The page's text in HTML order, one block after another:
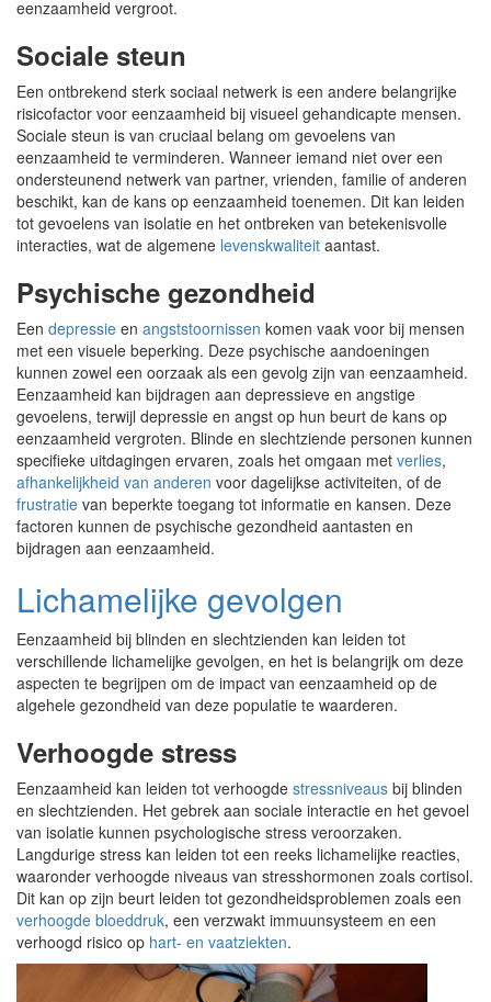
eenzaamheid vergroot.
Sociale steun
Een ontbrekend sterk sociaal netwerk is een andere belangrijke
risicofactor voor eenzaamheid bij visueel gehandicapte mensen.
Sociale steun is van cruciaal belang om gevoelens van
eenzaamheid te verminderen. Wanneer iemand niet over een
ondersteunend netwerk van partner, vrienden, familie of anderen
beschikt, kan de kans op eenzaamheid toenemen. Dit kan leiden
tot gevoelens van isolatie en het ontbreken van betekenisvolle
interacties, wat de algemene levenskwaliteit aantast.
Psychische gezondheid
Een depressie en angststoornissen komen vaak voor bij mensen
met een visuele beperking. Deze psychische aandoeningen
kunnen zowel een oorzaak als een gevolg zijn van eenzaamheid.
Eenzaamheid kan bijdragen aan depressieve en angstige
gevoelens, terwijl depressie en angst op hun beurt de kans op
eenzaamheid vergroten. Blinde en slechtziende personen kunnen
specifieke uitdagingen ervaren, zoals het omgaan met verlies,
afhankelijkheid van anderen voor dagelijkse activiteiten, of de
frustratie van beperkte toegang tot informatie en kansen. Deze
factoren kunnen de psychische gezondheid aantasten en
bijdragen aan eenzaamheid.
Lichamelijke gevolgen
Eenzaamheid bij blinden en slechtzienden kan leiden tot
verschillende lichamelijke gevolgen, en het is belangrijk om deze
aspecten te begrijpen om de impact van eenzaamheid op de
algehele gezondheid van deze populatie te waarderen.
Verhoogde stress
Eenzaamheid kan leiden tot verhoogde stressniveaus bij blinden
en slechtzienden. Het gebrek aan sociale interactie en het gevoel
van isolatie kunnen psychologische stress veroorzaken.
Langdurige stress kan leiden tot een reeks lichamelijke reacties,
waaronder verhoogde niveaus van stresshormonen zoals cortisol.
Dit kan op zijn beurt leiden tot gezondheidsproblemen zoals een
verhoogde bloeddruk, een verzwakt immuunsysteem en een
verhoogd risico op hart- en vaatziekten.